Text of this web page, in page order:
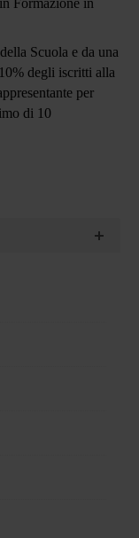
Formazione in
Scuola e da una
degli iscritti alla
per
di 10